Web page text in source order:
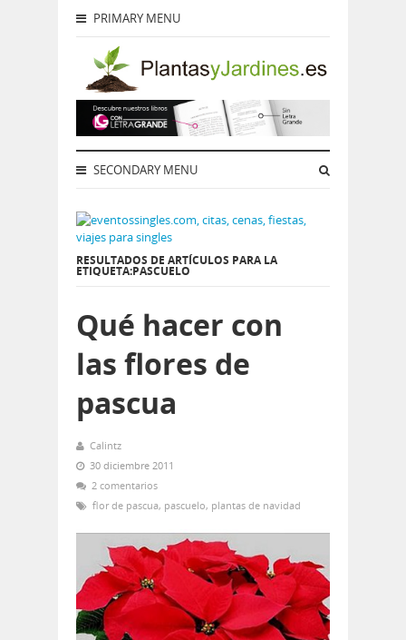
PRIMARY MENU
SECONDARY MENU
RESULTADOS DE ARTÍCULOS PARA LA
ETIQUETA:PASCUELO
Qué hacer con
las flores de
pascua
Calintz
30 diciembre 2011
2 comentarios
flor de pascua, pascuelo, plantas de navidad